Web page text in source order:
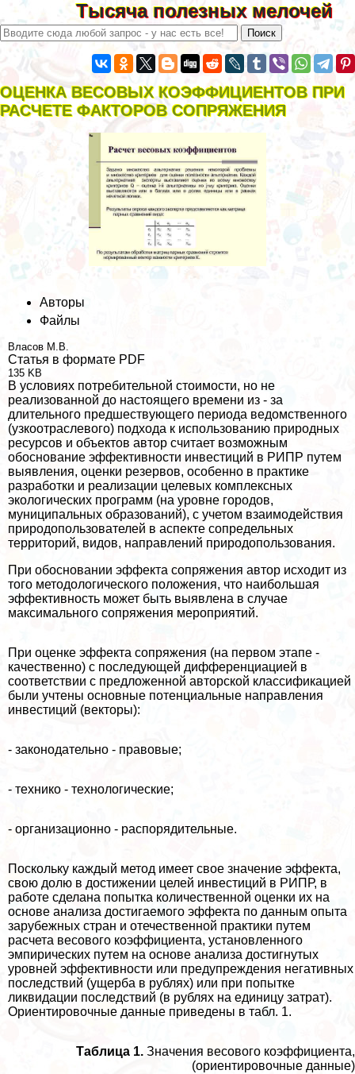
Тысяча полезных мелочей
ОЦЕНКА ВЕСОВЫХ КОЭФФИЦИЕНТОВ ПРИ
РАСЧЕТЕ ФАКТОРОВ СОПРЯЖЕНИЯ
Авторы
Файлы
Власов М.В.
Статья в формате PDF
135 KB
В условиях потребительной стоимости, но не
реализованной до настоящего времени из - за
длительного предшествующего периода ведомственного
(узкоотраслевого) подхода к использованию природных
ресурсов и объектов автор считает возможным
обоснование эффективности инвестиций в РИПР путем
выявления, оценки резервов, особенно в пpaктике
разработки и реализации целевых комплексных
экологических программ (на уровне городов,
муниципальных образований), с учетом взаимодействия
природопользователей в аспекте сопредельных
территорий, видов, направлений природопользования.
При обосновании эффекта сопряжения автор исходит из
того методологического положения, что наибольшая
эффективность может быть выявлена в случае
максимального сопряжения мероприятий.
При оценке эффекта сопряжения (на первом этапе -
качественно) с последующей дифференциацией в
соответствии с предложенной авторской классификацией
были учтены основные потенциальные направления
инвестиций (векторы):
- законодательно - правовые;
- технико - технологические;
- организационно - распорядительные.
Поскольку каждый метод имеет свое значение эффекта,
свою долю в достижении целей инвестиций в РИПР, в
работе сделана попытка количественной оценки их на
основе анализа достигаемого эффекта по данным опыта
зарубежных стран и отечественной пpaктики путем
расчета весового коэффициента, установленного
эмпирических путем на основе анализа достигнутых
уровней эффективности или предупреждения негативных
последствий (ущерба в рублях) или при попытке
ликвидации последствий (в рублях на единицу затрат).
Ориентировочные данные приведены в табл. 1.
Таблица 1. Значения весового коэффициента,
(ориентировочные данные)